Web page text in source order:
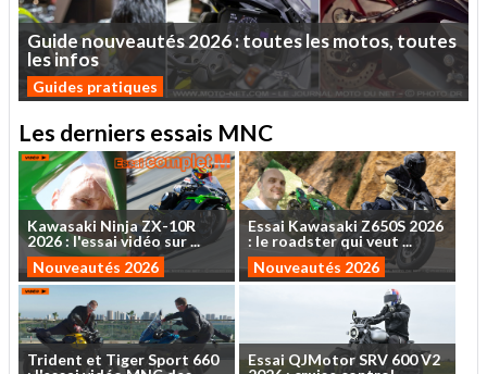
Guidenouveautés2026:touteslesmotos,toutes
lesinfos
Guides pratiques
Les derniers essais MNC
Kawasaki NinjaZX-10R
2026: l'essaividéo sur...
Nouveautés 2026
Essai Kawasaki Z650S 2026
: le roadsterquiveut ...
Nouveautés 2026
Trident et TigerSport 660
EssaiQJMotorSRV 600V2